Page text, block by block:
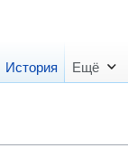
История Ещё